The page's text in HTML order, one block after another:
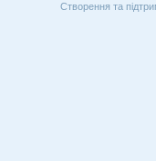
Створення та